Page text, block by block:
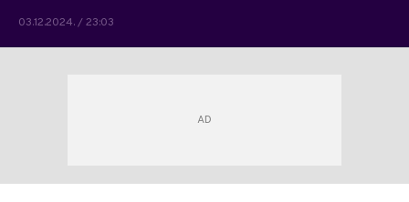
03.12.2024. / 23:03